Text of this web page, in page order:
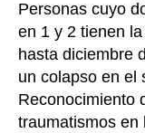
Personas cuyo
en 1 y 2 tienen
hasta diciembre
un colapso en el
Reconocimiento
traumatismos en